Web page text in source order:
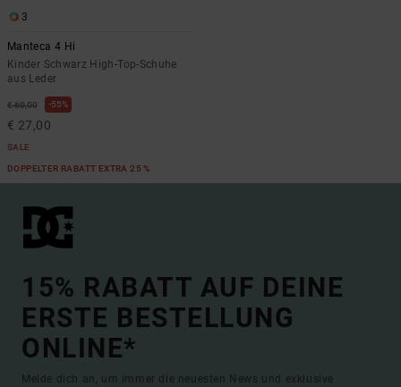
3
Manteca 4 Hi
Kinder Schwarz High-Top-Schuhe
aus Leder
€ 60,00 55%
€ 27,00
SALE
DOPPELTER RABATT EXTRA 25 %
15% RABATT AUF DEINE
ERSTE BESTELLUNG
ONLINE*
Melde dich an, um immer die neuesten News und exklusive